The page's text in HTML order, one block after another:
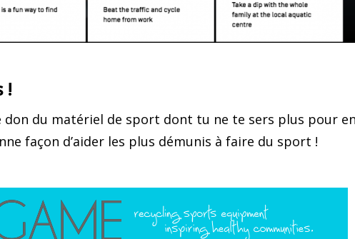
!
don du matériel de sport dont tu ne te sers plus pour
façon d’aider les plus démunis à faire du sport !